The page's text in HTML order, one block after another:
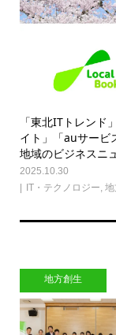
「東北ITトレンド
イト」「auサービ
地域のビジネスニ
2025.10.30
IT・テクノロジー, 地
地方創生